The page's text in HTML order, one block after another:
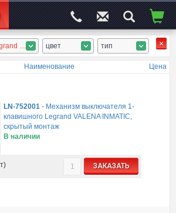
Legrand Valena INMATIC цвет тип
Наименование Цена
LN-752001- Механизм выключателя 1-
клавишного Legrand VALENA INMATIC,
скрытый монтаж
В наличии
ЗАКАЗАТЬ